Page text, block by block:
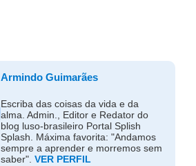
Armindo Guimarães
Escriba das coisas da vida e da
alma. Admin., Editor e Redator do
blog luso-brasileiro Portal Splish
Splash. Máxima favorita: "Andamos
sempre a aprender e morremos sem
saber". VER PERFIL